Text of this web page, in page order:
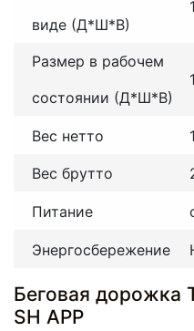
виде (Д*Ш*В)
Размер в рабочем
состоянии (Д*Ш*В)
Вес нетто
Вес брутто
Питание
Энергосбережение
Беговая дорожка
SH APP